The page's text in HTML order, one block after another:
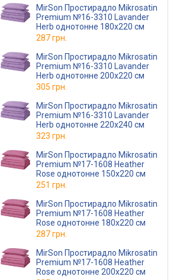
MirSon Простирадло Mikrosatin
Premium №16-3310 Lavander
Herb однотонне 180x220 см
287 грн.
MirSon Простирадло Mikrosatin
Premium №16-3310 Lavander
Herb однотонне 200x220 см
305 грн.
MirSon Простирадло Mikrosatin
Premium №16-3310 Lavander
Herb однотонне 220x240 см
323 грн.
MirSon Простирадло Mikrosatin
Premium №17-1608 Heather
Rose однотонне 150х220 см
251 грн.
MirSon Простирадло Mikrosatin
Premium №17-1608 Heather
Rose однотонне 180x220 см
287 грн.
MirSon Простирадло Mikrosatin
Premium №17-1608 Heather
Rose однотонне 200x220 см